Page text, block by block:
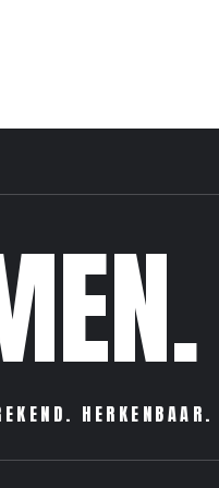
HERKENBAAR.